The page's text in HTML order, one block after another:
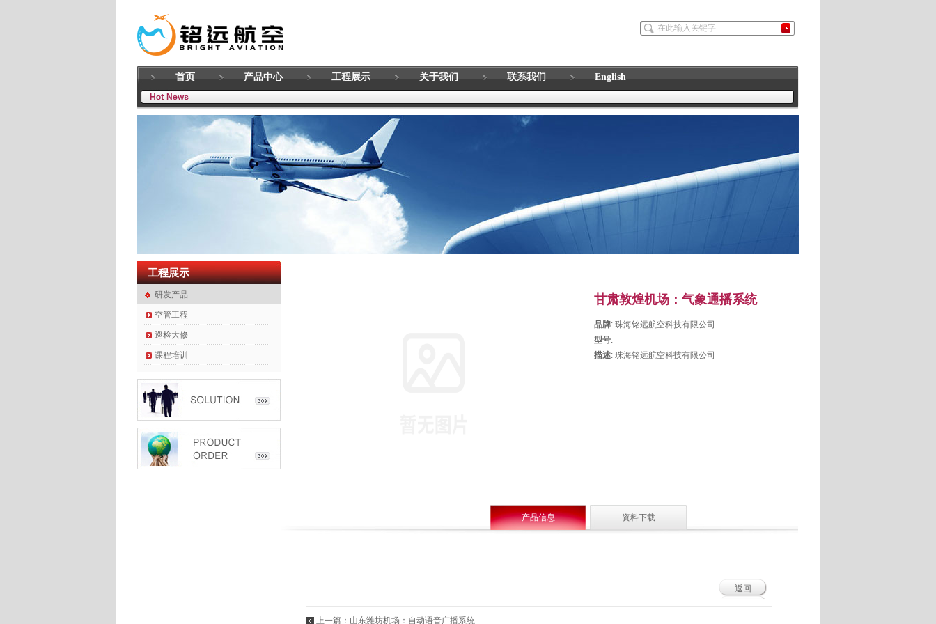
首页 产品中心 工程展示 关于我们 联系我们 English
工程展示
研发产品
空管工程
巡检大修
课程培训
甘肃敦煌机场：气象通播系统
品牌: 珠海铭远航空科技有限公司
型号:
描述: 珠海铭远航空科技有限公司
产品信息 资料下载
返回
上一篇： 山东潍坊机场：自动语音广播系统